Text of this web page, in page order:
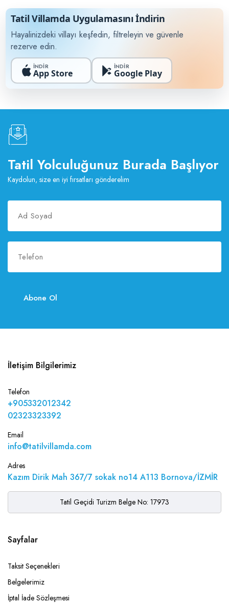
dini hassasiyetlerine veya kişisel tercihlerine uygun, izole bir
konaklama arayan misafirlerimize en yüksek gizlilik
standartlarını vaat ediyor. Modern mimarinin geleneksel
mahremiyet anlayışıyla harmanlandığı bu konutlarda, kendinizi
evinizdeki kadar güvende ve rahat hissedersiniz. Villa kiralama
sürecinde güvenliğin ve huzurun adresi olan bu kategoride,
helal tatil konseptine uygun, her türlü donanıma sahip
seçenekler mevcuttur. Ege ve Akdeniz’in en güzel
seçeneklerimizle, kalabalık otel ortamlarından uzak, sadece
yaşayabilirsiniz. Gözlerden uzak, lüks ve konforlu bir yaz tatili
için size özel hazırladığımız portföyümüzü hemen keşfedin.
Tatil Villamda Uygulamasını İndirin
Hayalinizdeki villayı keşfedin, filtreleyin ve güvenle
rezerve edin.
İNDİR
App Store
İNDİR
Google Play
Tatil Yolculuğunuz Burada Başlıyor
Kaydolun, size en iyi fırsatları gönderelim
Abone Ol
İletişim Bilgilerimiz
Telefon
+905332012342
02323323392
Email
info@tatilvillamda.com
Adres
Kazım Dirik Mah 367/7 sokak no14 A113 Bornova/İZMİR
Tatil Geçidi Turizm Belge No: 17973
Sayfalar
Taksit Seçenekleri
Belgelerimiz
İptal İade Sözleşmesi